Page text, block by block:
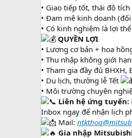
• Giao tiếp tốt, thái độ
• Đam mê kinh doanh
• Có kinh nghiệm là lợi
QUYỀN LỢI
• Lương cơ bản + hoa
• Thu nhập không giới
• Tham gia đầy đủ BHXH,
• Du lịch, thưởng lễ Tết
• Môi trường chuyên
Liên hệ ứng tuyển:
Inbox ngay để nhận lịch
Mail:
Gia nhập